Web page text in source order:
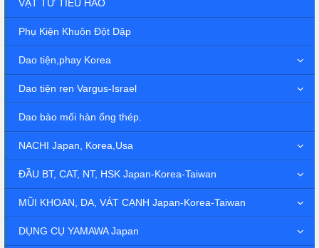
VẬT TƯ TIÊU HAO
Phụ Kiện Khuôn Đột Dập
Dao tiện,phay Korea
Dao tiện ren Vargus-Israel
Dao bào mối hàn ống thép.
NACHI Japan, Korea,Usa
ĐẦU BT, CAT, NT, HSK Japan-Korea-Taiwan
MŨI KHOAN, DA, VÁT CẠNH Japan-Korea-Taiwan
DỤNG CỤ YAMAWA Japan